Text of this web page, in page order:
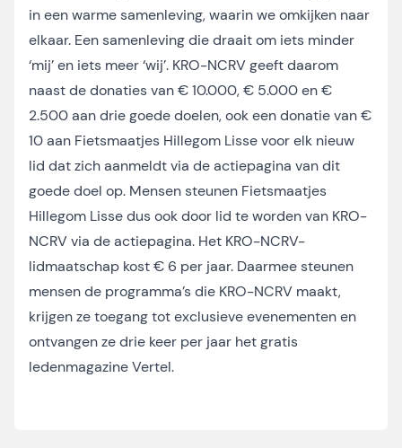
in een warme samenleving, waarin we omkijken naar
elkaar. Een samenleving die draait om iets minder
‘mij’ en iets meer ‘wij’. KRO-NCRV geeft daarom
naast de donaties van € 10.000, € 5.000 en €
2.500 aan drie goede doelen, ook een donatie van €
10 aan Fietsmaatjes Hillegom Lisse voor elk nieuw
lid dat zich aanmeldt via de actiepagina van dit
goede doel op. Mensen steunen Fietsmaatjes
Hillegom Lisse dus ook door lid te worden van KRO-
NCRV via de actiepagina. Het KRO-NCRV-
lidmaatschap kost € 6 per jaar. Daarmee steunen
mensen de programma’s die KRO-NCRV maakt,
krijgen ze toegang tot exclusieve evenementen en
ontvangen ze drie keer per jaar het gratis
ledenmagazine Vertel.